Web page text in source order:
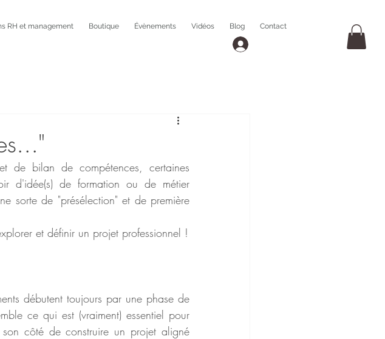
RH et management Boutique Évènements Vidéos Blog Contact
de bilan de compétences, certaines
d'idée(s) de formation ou de métier
sorte de "présélection" et de première
et définir un projet professionnel !
débutent toujours par une phase de
ce qui est (vraiment) essentiel pour
côté de construire un projet aligné